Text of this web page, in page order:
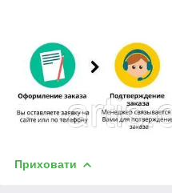
Приховати